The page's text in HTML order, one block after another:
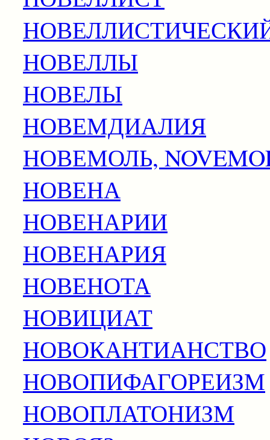
НОВЕЛЛЫ
НОВЕЛЫ
НОВЕМДИАЛИЯ
НОВЕМОЛЬ,
НОВЕНА
НОВЕНАРИИ
НОВЕНАРИЯ
НОВЕНОТА
НОВИЦИАТ
НОВОКАНТИАНСТВО
НОВОПИФАГОРЕИЗМ
НОВОПЛАТОНИЗМ